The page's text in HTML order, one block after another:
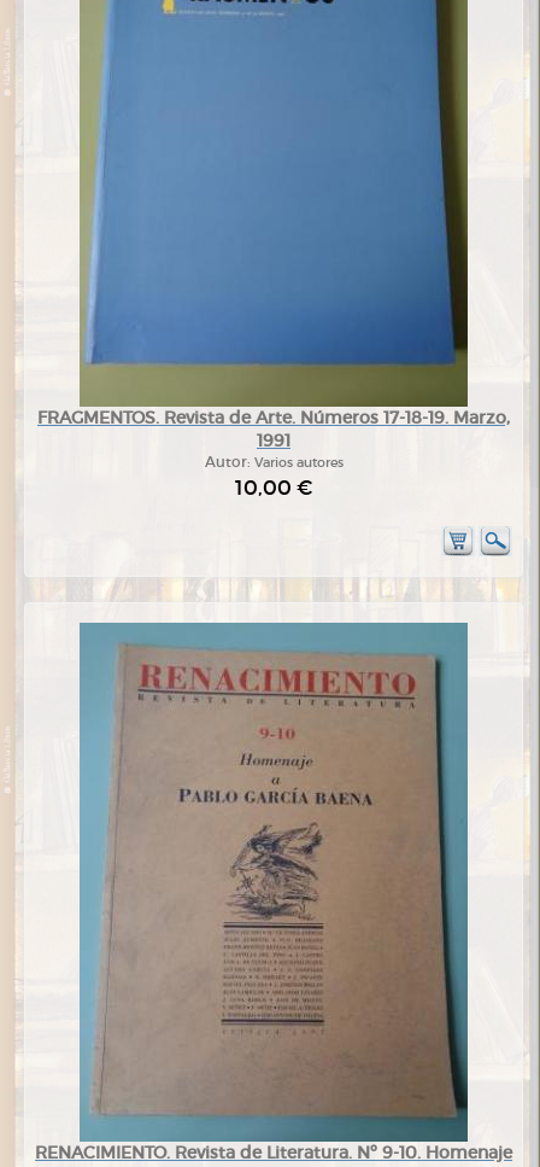
FRAGMENTOS. Revista de Arte. Números 17-18-19. Marzo,
1991
Autor: Varios autores
10,00 €
RENACIMIENTO. Revista de Literatura. Nº 9-10. Homenaje